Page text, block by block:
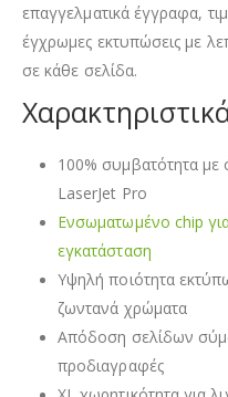
επαγγελματικά έγγραφα,
έγχρωμες εκτυπώσεις με
σε κάθε σελίδα.
100% συμβατότητα με
LaserJet Pro
Ενσωματωμένο chip
εγκατάσταση
Υψηλή ποιότητα
ζωντανά χρώματα
Απόδοση σελίδων
προδιαγραφές